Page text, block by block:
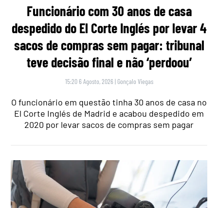
Funcionário com 30 anos de casa
despedido do El Corte Inglés por levar 4
sacos de compras sem pagar: tribunal
teve decisão final e não ‘perdoou’
15:20 6 Agosto, 2026 | Gonçalo Viegas
O funcionário em questão tinha 30 anos de casa no
El Corte Inglés de Madrid e acabou despedido em
2020 por levar sacos de compras sem pagar